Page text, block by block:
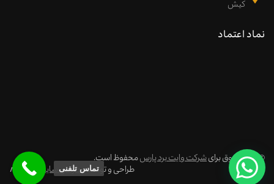
کیش
نماد اعتماد
© کلیه حقوق برایشرکت وایت برد پارسمحفوظ است.
طراحی و توسعه:طراحی سایت سوتکا ∧ تماس تلفنی